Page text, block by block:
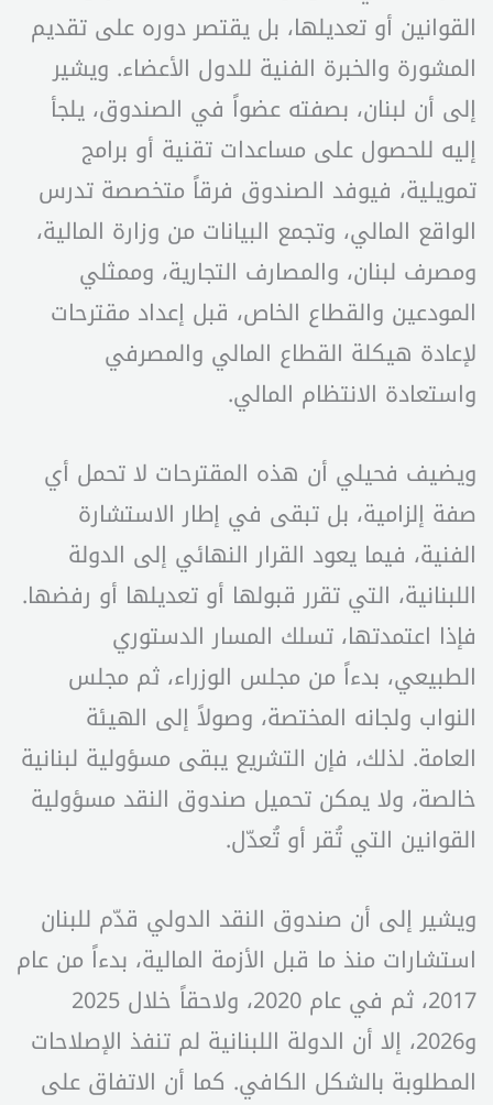
القوانين أو تعديلها، بل يقتصر دوره على تقديم
المشورة والخبرة الفنية للدول الأعضاء. ويشير
إلى أن لبنان، بصفته عضواً في الصندوق، يلجأ
إليه للحصول على مساعدات تقنية أو برامج
تمويلية، فيوفد الصندوق فرقاً متخصصة تدرس
الواقع المالي، وتجمع البيانات من وزارة المالية،
ومصرف لبنان، والمصارف التجارية، وممثلي
المودعين والقطاع الخاص، قبل إعداد مقترحات
لإعادة هيكلة القطاع المالي والمصرفي
واستعادة الانتظام المالي.
ويضيف فحيلي أن هذه المقترحات لا تحمل أي
صفة إلزامية، بل تبقى في إطار الاستشارة
الفنية، فيما يعود القرار النهائي إلى الدولة
اللبنانية، التي تقرر قبولها أو تعديلها أو رفضها.
فإذا اعتمدتها، تسلك المسار الدستوري
الطبيعي، بدءاً من مجلس الوزراء، ثم مجلس
النواب ولجانه المختصة، وصولاً إلى الهيئة
العامة. لذلك، فإن التشريع يبقى مسؤولية لبنانية
خالصة، ولا يمكن تحميل صندوق النقد مسؤولية
القوانين التي تُقر أو تُعدّل.
ويشير إلى أن صندوق النقد الدولي قدّم للبنان
استشارات منذ ما قبل الأزمة المالية، بدءاً من عام
2017، ثم في عام 2020، ولاحقاً خلال 2025
و2026، إلا أن الدولة اللبنانية لم تنفذ الإصلاحات
المطلوبة بالشكل الكافي. كما أن الاتفاق على